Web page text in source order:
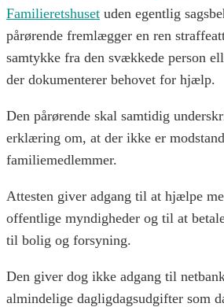
Familieretshuset uden egentlig
pårørende fremlægger en ren
samtykke fra den svækkede person
der dokumenterer behovet for hjælp.
Den pårørende skal samtidig
erklæring om, at der ikke er
familiemedlemmer.
Attesten giver adgang til at hjælpe
offentlige myndigheder og til at
til bolig og forsyning.
Den giver dog ikke adgang til
almindelige dagligdagsudgifter som